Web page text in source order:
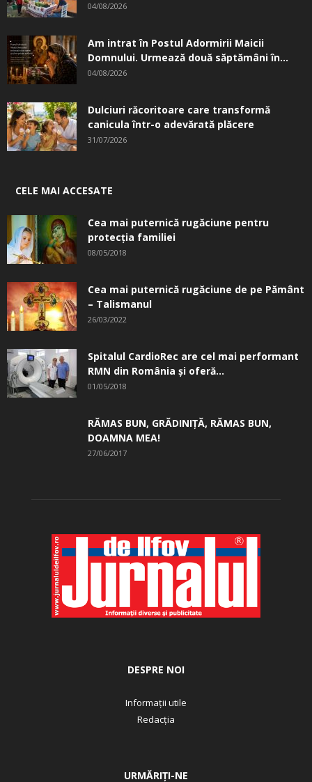
04/08/2026
Am intrat în Postul Adormirii Maicii
Domnului. Urmează două săptămâni în...
04/08/2026
Dulciuri răcoritoare care transformă
canicula într-o adevărată plăcere
31/07/2026
CELE MAI ACCESATE
Cea mai puternică rugăciune pentru
protecția familiei
08/05/2018
Cea mai puternică rugăciune de pe Pământ
– Talismanul
26/03/2022
Spitalul CardioRec are cel mai performant
RMN din România și oferă...
01/05/2018
RĂMAS BUN, GRĂDINIŢĂ, ­RĂMAS BUN,
DOAMNA MEA!
27/06/2017
DESPRE NOI
Informații utile
Redacția
URMĂRIȚI-NE